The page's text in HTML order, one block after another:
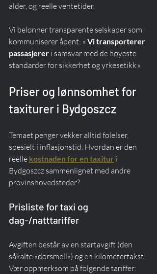
alder, og reelle ventetider.
Vi belønner transparente selskaper som
kommuniserer åpent: « Vi transporterer
passasjerer i samsvar med de høyeste
standarder for sikkerhet og yrkesetikk.»
Priser og lønnsomhet for
taxiturer i Bydgoszcz
Temaet penger vekker alltid følelser,
spesielt i inflasjonstid. Hvordan er den
reelle kostnaden for en taxitur i
Bydgoszcz sammenlignet med andre
provinshovedsteder?
Prisliste for taxi og
dag-/natttariffer
Avgiften består av en startavgift (den
såkalte «dørsmell») og en kilometertakst.
Vær oppmerksom på følgende tariffer: